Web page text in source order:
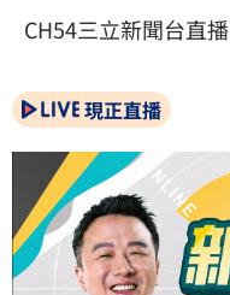
CH54三立新聞台直播
現正直播